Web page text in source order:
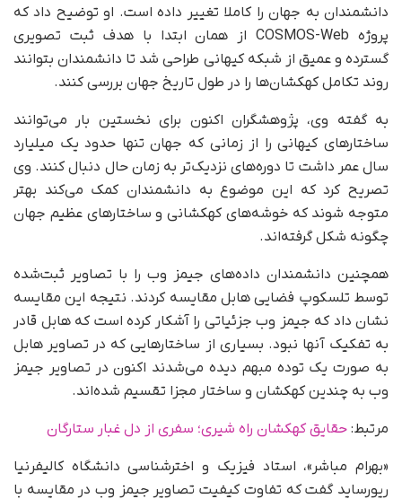
دانشمندان به جهان را کاملا تغییر داده است. او توضیح داد که
پروژه COSMOS-Web از همان ابتدا با هدف ثبت تصویری
گسترده و عمیق از شبکه کیهانی طراحی شد تا دانشمندان بتوانند
روند تکامل کهکشان‌ها را در طول تاریخ جهان بررسی کنند.
به گفته وی، پژوهشگران اکنون برای نخستین بار می‌توانند
ساختارهای کیهانی را از زمانی که جهان تنها حدود یک میلیارد
سال عمر داشت تا دوره‌های نزدیک‌تر به زمان حال دنبال کنند. وی
تصریح کرد که این موضوع به دانشمندان کمک می‌کند بهتر
متوجه شوند که خوشه‌های کهکشانی و ساختارهای عظیم جهان
چگونه شکل گرفته‌اند.
همچنین دانشمندان داده‌های جیمز وب را با تصاویر ثبت‌شده
توسط تلسکوپ فضایی هابل مقایسه کردند. نتیجه این مقایسه
نشان داد که جیمز وب جزئیاتی را آشکار کرده است که هابل قادر
به تفکیک آنها نبود. بسیاری از ساختارهایی که در تصاویر هابل
به‌ صورت یک توده مبهم دیده می‌شدند اکنون در تصاویر جیمز
وب به چندین کهکشان و ساختار مجزا تقسیم شده‌اند.
مرتبط: حقایق کهکشان راه شیری؛ سفری از دل غبار ستارگان
«بهرام مباشر»، استاد فیزیک و اخترشناسی دانشگاه کالیفرنیا
ریورساید گفت که تفاوت کیفیت تصاویر جیمز وب در مقایسه با